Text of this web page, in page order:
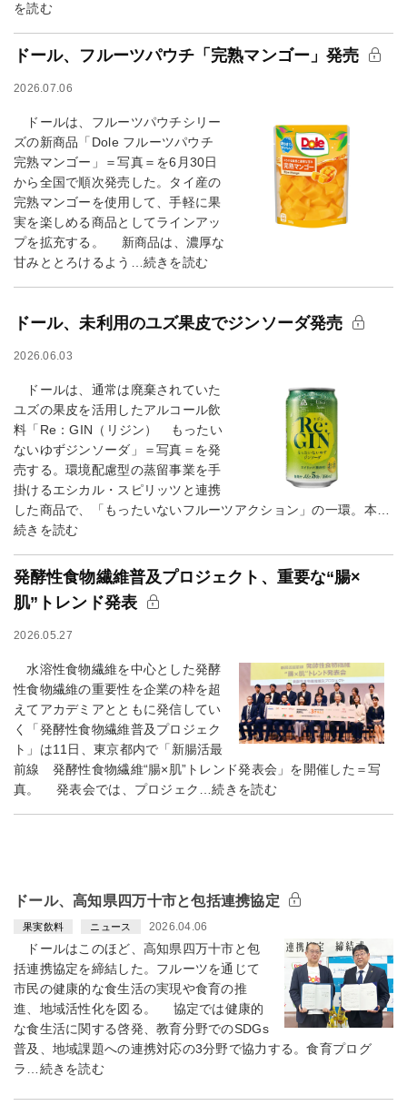
を読む
ドール、フルーツパウチ「完熟マンゴー」発売
2026.07.06
ドールは、フルーツパウチシリー
ズの新商品「Dole フルーツパウチ
完熟マンゴー」＝写真＝を6月30日
から全国で順次発売した。タイ産の
完熟マンゴーを使用して、手軽に果
実を楽しめる商品としてラインアッ
プを拡充する。 新商品は、濃厚な
甘みととろけるよう…続きを読む
ドール、未利用のユズ果皮でジンソーダ発売
2026.06.03
ドールは、通常は廃棄されていた
ユズの果皮を活用したアルコール飲
料「Re：GIN（リジン） もったい
ないゆずジンソーダ」＝写真＝を発
売する。環境配慮型の蒸留事業を手
掛けるエシカル・スピリッツと連携
した商品で、「もったいないフルーツアクション」の一環。本…
続きを読む
発酵性食物繊維普及プロジェクト、重要な“腸×
肌”トレンド発表
2026.05.27
水溶性食物繊維を中心とした発酵
性食物繊維の重要性を企業の枠を超
えてアカデミアとともに発信してい
く「発酵性食物繊維普及プロジェク
ト」は11日、東京都内で「新腸活最
前線 発酵性食物繊維“腸×肌”トレンド発表会」を開催した＝写
真。 発表会では、プロジェク…続きを読む
ドール、高知県四万十市と包括連携協定
果実飲料 ニュース 2026.04.06
ドールはこのほど、高知県四万十市と包
括連携協定を締結した。フルーツを通じて
市民の健康的な食生活の実現や食育の推
進、地域活性化を図る。 協定では健康的
な食生活に関する啓発、教育分野でのSDGs
普及、地域課題への連携対応の3分野で協力する。食育プログ
ラ…続きを読む